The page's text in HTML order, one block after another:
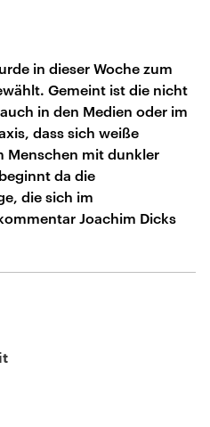
in dieser Woche zum
Gemeint ist die nicht
in den Medien oder im
dass sich weiße
Menschen mit dunkler
da die
die sich im
Joachim Dicks